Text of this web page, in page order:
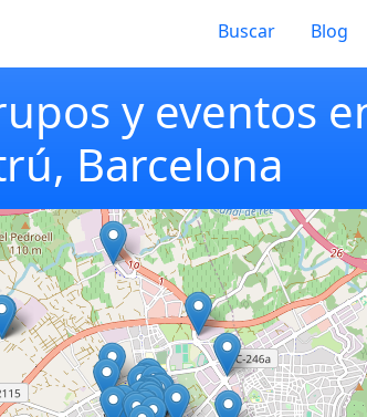
Buscar Blog
y eventos
Barcelona